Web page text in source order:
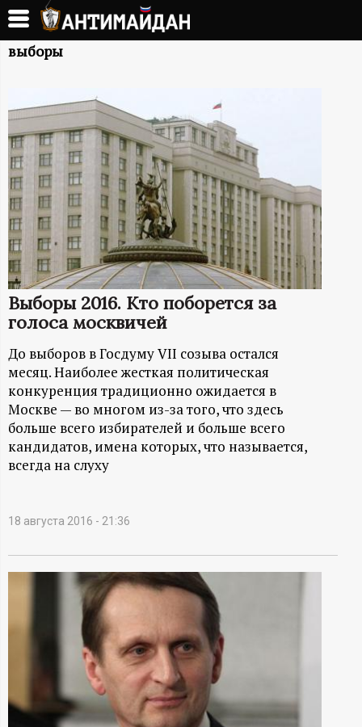
Перейти
основному
А
Т
И
М
А
Й
Д
А
Н
-
и
н
ф
р
а
выборы
Выборы 2016. Кто поборется за
голоса москвичей
До выборов в Госдуму VII созыва остался
месяц. Наиболее жесткая политическая
конкуренция традиционно ожидается в
Москве — во многом из-за того, что здесь
больше всего избирателей и больше всего
кандидатов, имена которых, что называется,
всегда на слуху
18 августа 2016 - 21:36